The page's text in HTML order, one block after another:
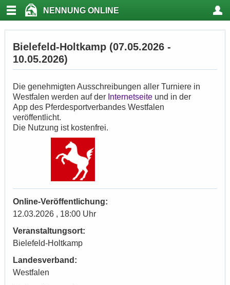
NENNUNG ONLINE
Bielefeld-Holtkamp (07.05.2026 -
10.05.2026)
Die genehmigten Ausschreibungen aller Turniere in
Westfalen werden auf der Internetseite und in der
App des Pferdesportverbandes Westfalen
veröffentlicht.
Die Nutzung ist kostenfrei.
Online-Veröffentlichung:
12.03.2026 , 18:00 Uhr
Veranstaltungsort:
Bielefeld-Holtkamp
Landesverband:
Westfalen